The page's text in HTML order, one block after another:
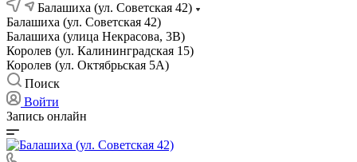
Балашиха (ул. Советская 42)
Балашиха (ул. Советская 42)
Балашиха (улица Некрасова, 3В)
Королев (ул. Калининградская 15)
Королев (ул. Октябрьская 5А)
Поиск
Войти
Запись онлайн